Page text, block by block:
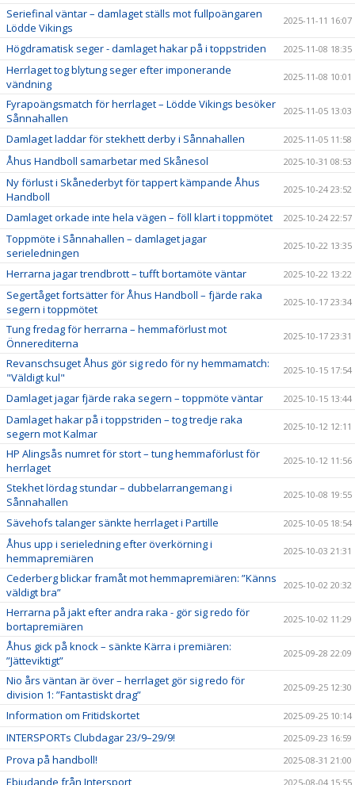
Seriefinal väntar – damlaget ställs mot fullpoängaren
Lödde Vikings
2025-11-11 16:07
Högdramatisk seger - damlaget hakar på i toppstriden 2025-11-08 18:35
Herrlaget tog blytung seger efter imponerande
vändning
2025-11-08 10:01
Fyrapoängsmatch för herrlaget – Lödde Vikings besöker
Sånnahallen
2025-11-05 13:03
Damlaget laddar för stekhett derby i Sånnahallen 2025-11-05 11:58
Åhus Handboll samarbetar med Skånesol 2025-10-31 08:53
Ny förlust i Skånederbyt för tappert kämpande Åhus
Handboll
2025-10-24 23:52
Damlaget orkade inte hela vägen – föll klart i toppmötet 2025-10-24 22:57
Toppmöte i Sånnahallen – damlaget jagar
serieledningen
2025-10-22 13:35
Herrarna jagar trendbrott – tufft bortamöte väntar 2025-10-22 13:22
Segertåget fortsätter för Åhus Handboll – fjärde raka
segern i toppmötet
2025-10-17 23:34
Tung fredag för herrarna – hemmaförlust mot
Önnerediterna
2025-10-17 23:31
Revanschsuget Åhus gör sig redo för ny hemmamatch:
"Väldigt kul"
2025-10-15 17:54
Damlaget jagar fjärde raka segern – toppmöte väntar 2025-10-15 13:44
Damlaget hakar på i toppstriden – tog tredje raka
segern mot Kalmar
2025-10-12 12:11
HP Alingsås numret för stort – tung hemmaförlust för
herrlaget
2025-10-12 11:56
Stekhet lördag stundar – dubbelarrangemang i
Sånnahallen
2025-10-08 19:55
Sävehofs talanger sänkte herrlaget i Partille 2025-10-05 18:54
Åhus upp i serieledning efter överkörning i
hemmapremiären
2025-10-03 21:31
Cederberg blickar framåt mot hemmapremiären: ”Känns
väldigt bra”
2025-10-02 20:32
Herrarna på jakt efter andra raka - gör sig redo för
bortapremiären
2025-10-02 11:29
Åhus gick på knock – sänkte Kärra i premiären:
”Jätteviktigt”
2025-09-28 22:09
Nio års väntan är över – herrlaget gör sig redo för
division 1: ”Fantastiskt drag”
2025-09-25 12:30
Information om Fritidskortet 2025-09-25 10:14
INTERSPORTs Clubdagar 23/9–29/9! 2025-09-23 16:59
Prova på handboll! 2025-08-31 21:00
Ebjudande från Intersport 2025-08-04 15:55